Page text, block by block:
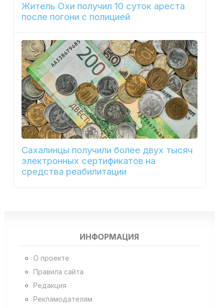
Житель Охи получил 10 суток ареста
после погони с полицией
Сахалинцы получили более двух тысяч
электронных сертификатов на
средства реабилитации
ИНФОРМАЦИЯ
О проекте
Правила сайта
Редакция
Рекламодателям